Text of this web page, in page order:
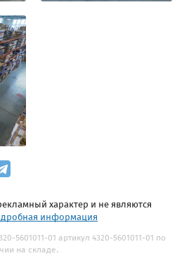
характер и не являются
информация
5601011-01 артикул 4320-5601011-01 по
на складе.